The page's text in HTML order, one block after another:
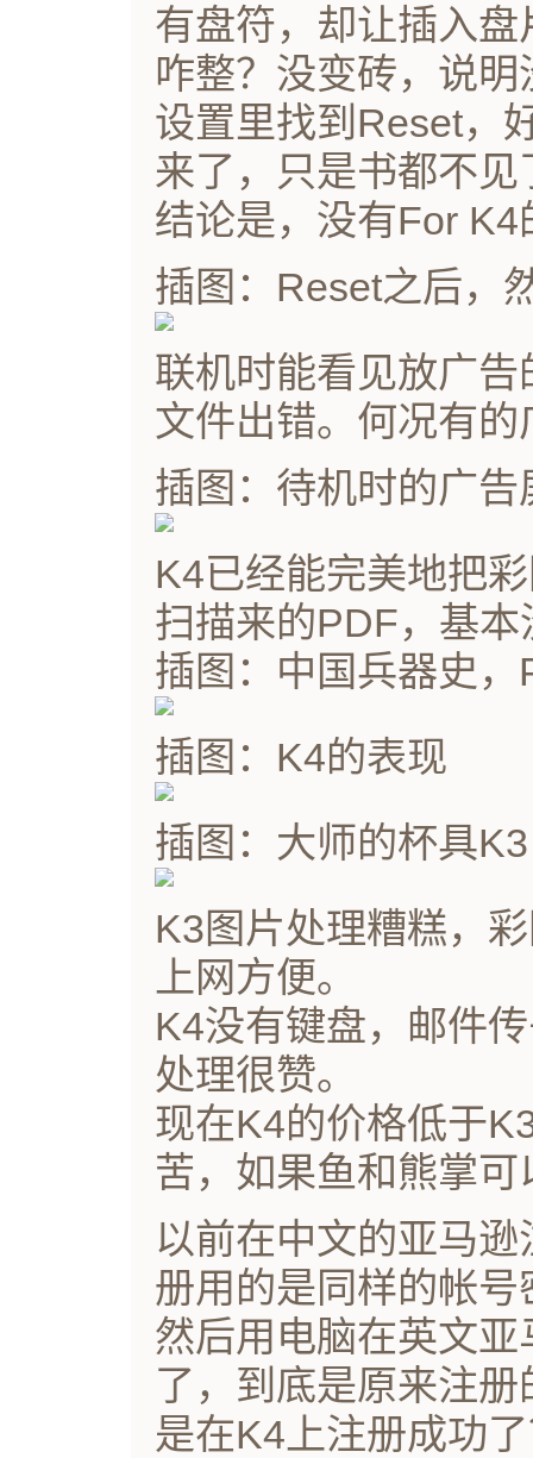
有盘符，却让插入盘
咋整？没变砖，说
设置里找到Reset，
来了，只是书都不见
结论是，没有For
插图：Reset之后，
联机时能看见放广
文件出错。何况有
插图：待机时的广
K4已经能完美地把
扫描来的PDF，基本
插图：中国兵器史，
插图：K4的表现
插图：大师的杯具K3
K3图片处理糟糕，
上网方便。
K4没有键盘，邮件
处理很赞。
现在K4的价格低于
苦，如果鱼和熊掌可
以前在中文的亚马
册用的是同样的帐号
然后用电脑在英文
了，到底是原来注
是在K4上注册成功